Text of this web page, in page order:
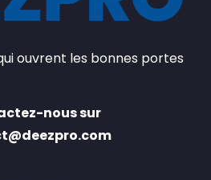
ouvrent les bonnes portes
nous sur